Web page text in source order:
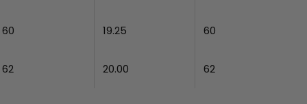
60 19.25 60
62 20.00 62